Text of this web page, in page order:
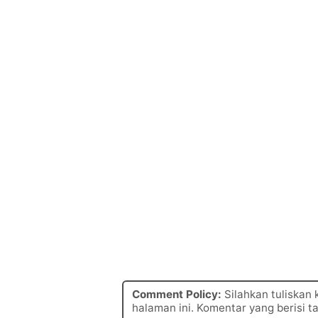
Comment Policy: Silahkan tuliskan
halaman ini. Komentar yang berisi